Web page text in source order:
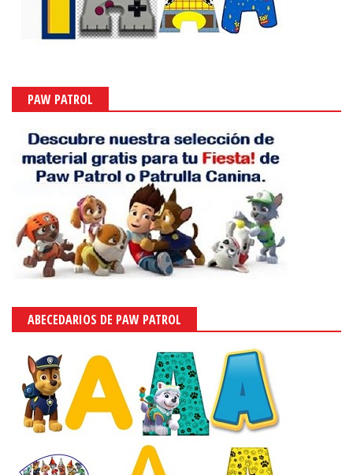
PAW PATROL
ABECEDARIOS DE PAW PATROL